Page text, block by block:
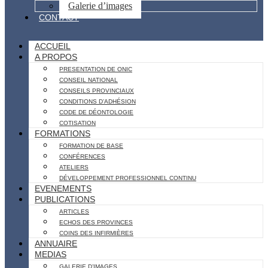
Galerie d’images
CONTACT
ACCUEIL
A PROPOS
PRESENTATION DE ONIC
CONSEIL NATIONAL
CONSEILS PROVINCIAUX
CONDITIONS D’ADHÉSION
CODE DE DÉONTOLOGIE
COTISATION
FORMATIONS
FORMATION DE BASE
CONFÉRENCES
ATELIERS
DÉVELOPPEMENT PROFESSIONNEL CONTINU
EVENEMENTS
PUBLICATIONS
ARTICLES
ECHOS DES PROVINCES
COINS DES INFIRMIÈRES
ANNUAIRE
MEDIAS
GALERIE D’IMAGES